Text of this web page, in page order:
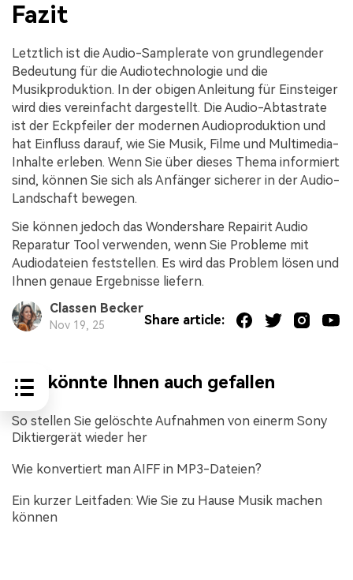
Fazit
Letztlich ist die Audio-Samplerate von grundlegender
Bedeutung für die Audiotechnologie und die
Musikproduktion. In der obigen Anleitung für Einsteiger
wird dies vereinfacht dargestellt. Die Audio-Abtastrate
ist der Eckpfeiler der modernen Audioproduktion und
hat Einfluss darauf, wie Sie Musik, Filme und Multimedia-
Inhalte erleben. Wenn Sie über dieses Thema informiert
sind, können Sie sich als Anfänger sicherer in der Audio-
Landschaft bewegen.
Sie können jedoch das Wondershare Repairit Audio
Reparatur Tool verwenden, wenn Sie Probleme mit
Audiodateien feststellen. Es wird das Problem lösen und
Ihnen genaue Ergebnisse liefern.
Classen Becker
Nov 19, 25 Share article:
Das könnte Ihnen auch gefallen
So stellen Sie gelöschte Aufnahmen von einerm Sony
Diktiergerät wieder her
Wie konvertiert man AIFF in MP3-Dateien?
Ein kurzer Leitfaden: Wie Sie zu Hause Musik machen
können